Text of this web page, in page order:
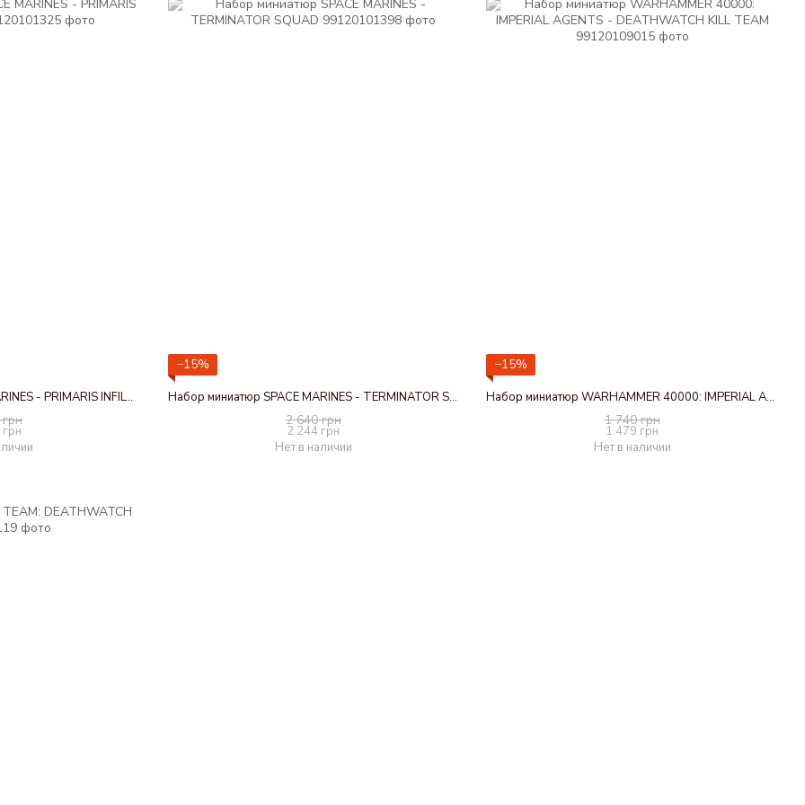
Набор миниатюр SPACE MARINES - PRIMARIS INFILTRATORS
−15%
Набор миниатюр SPACE MARINES - TERMINATOR SQUAD
2 640 грн
2 244 грн
Нет в наличии
−15%
Набор миниатюр WARHAMMER 40000: IMPERIAL AGENTS - DEATHWATCH KILL TEAM
1 740 грн
1 479 грн
Нет в наличии